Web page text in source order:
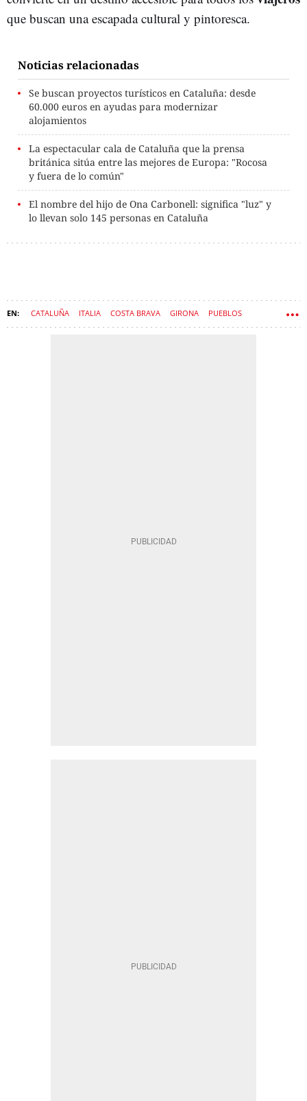
que buscan una escapada cultural y pintoresca.
Noticias relacionadas
Se buscan proyectos turísticos en Cataluña: desde
60.000 euros en ayudas para modernizar
alojamientos
La espectacular cala de Cataluña que la prensa
británica sitúa entre las mejores de Europa: "Rocosa
y fuera de lo común"
El nombre del hijo de Ona Carbonell: significa "luz" y
lo llevan solo 145 personas en Cataluña
CATALUÑA ITALIA COSTA BRAVA GIRONA PUEBLOS